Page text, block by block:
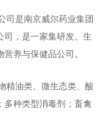
是南京威尔药业集团
司，是一家集研发、生
养与保健品公司。
油类、微生态类、酸
多种类型消毒剂；畜禽